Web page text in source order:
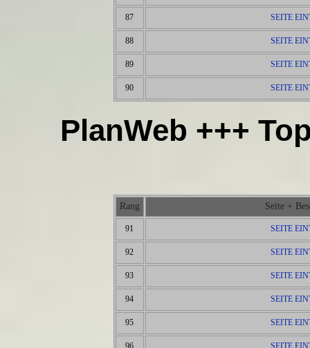
87 SEITE
88 SEITE
89 SEITE
90 SEITE
PlanWeb +++
Rang Seite +
91 SEITE
92 SEITE
93 SEITE
94 SEITE
95 SEITE
96 SEITE